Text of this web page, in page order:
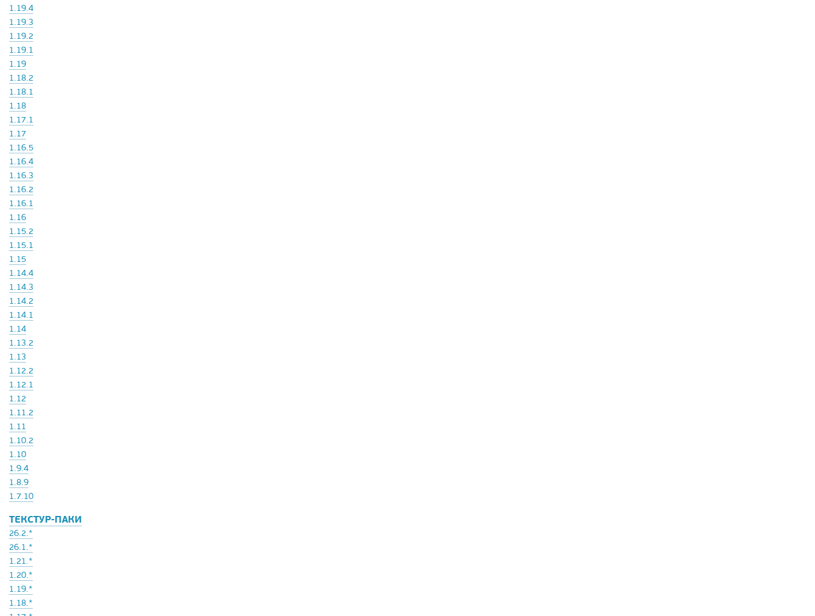
1.19.4
1.19.3
1.19.2
1.19.1
1.19
1.18.2
1.18.1
1.18
1.17.1
1.17
1.16.5
1.16.4
1.16.3
1.16.2
1.16.1
1.16
1.15.2
1.15.1
1.15
1.14.4
1.14.3
1.14.2
1.14.1
1.14
1.13.2
1.13
1.12.2
1.12.1
1.12
1.11.2
1.11
1.10.2
1.10
1.9.4
1.8.9
1.7.10
ТЕКСТУР-ПАКИ
26.2.*
26.1.*
1.21.*
1.20.*
1.19.*
1.18.*